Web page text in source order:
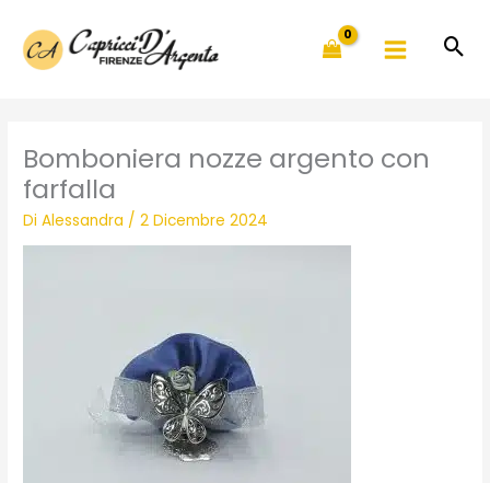
contenuto
Bomboniera nozze argento con
farfalla
DiAlessandra /2 Dicembre 2024